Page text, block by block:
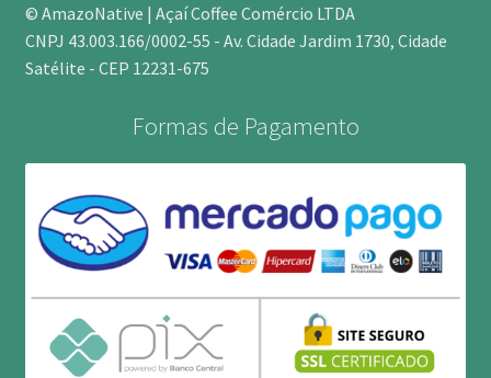
© AmazoNative | Açaí Coffee Comércio LTDA
CNPJ 43.003.166/0002-55 - Av. Cidade Jardim 1730, Cidade
Satélite - CEP 12231-675
Formas de Pagamento